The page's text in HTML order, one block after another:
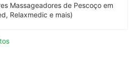
Massageadores de Pescoço em
Relaxmedic e mais)